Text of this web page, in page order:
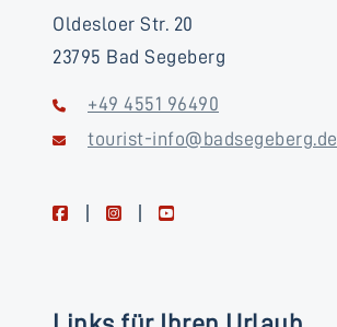
Oldesloer Str. 20
23795 Bad Segeberg
+49 4551 96490
tourist-info@badsegeberg.de
facebookinstagramyoutube